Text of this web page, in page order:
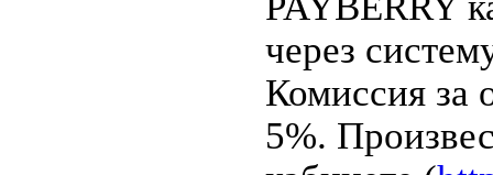
через
Комиссия за
5%.